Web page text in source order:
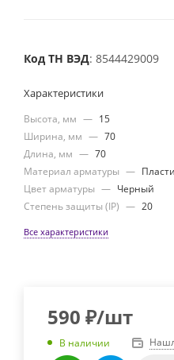
Код ТН ВЭД: 8544429009
Характеристики
Высота, мм — 15
Ширина, мм — 70
Длина, мм — 70
Материал арматуры —
Цвет арматуры — Черный
Степень защиты (IP) — 20
Все характеристики
590 ₽/шт
В наличии